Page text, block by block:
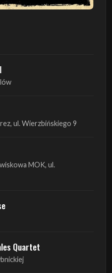
ul. Wierzbińskiego 9
MOK, ul.
Quartet